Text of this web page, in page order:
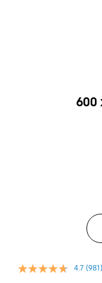
600
4.7 (981)